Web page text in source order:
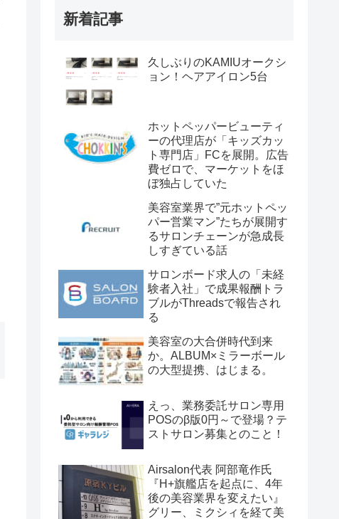
新着記事
久しぶりのKAMIUオークシ
ョン！ヘアアイロン5台
ホットペッパービューティ
ーの代理店が「キッズカッ
ト専門店」FCを展開。広告
費ゼロで、マーケットをほ
ぼ独占していた
美容室業界で”元ホットペッ
パー営業マン”たちが展開す
るサロンチェーンが急成長
しすぎている話
サロンボード求人の「未経
験者入社」で成果報酬トラ
ブルがThreadsで報告され
る
美容室の大合併時代到来
か。ALBUM×ミラーボール
の大型提携、はじまる。
えっ、業務委託サロン専用
POSのβ版0円～で登場？テ
ストサロン募集とのこと！
Airsalon代表 阿部竜作氏
『H+旗艦店を起点に、4年
後の美容業界を変えたい』
グリー、ミクシィを経て美